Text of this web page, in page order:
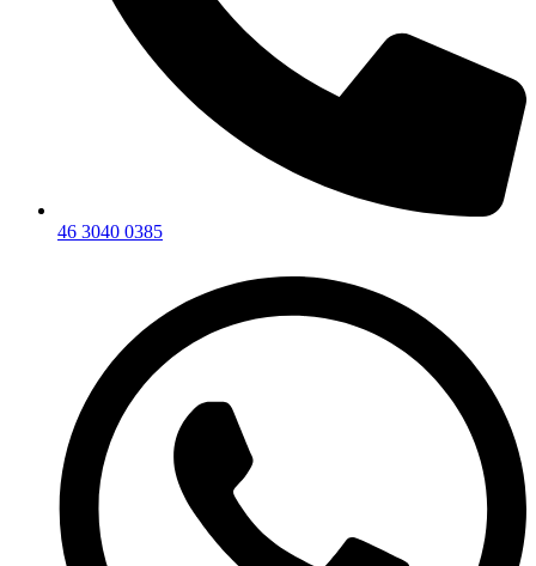
46 3040 0385